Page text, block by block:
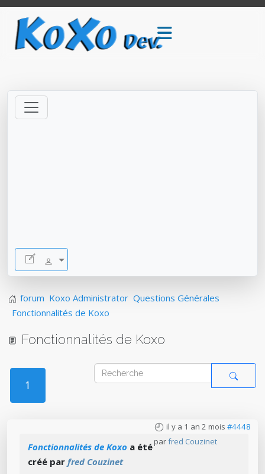
forum Koxo Administrator Questions Générales
Fonctionnalités de Koxo
Fonctionnalités de Koxo
1
il y a 1 an 2 mois #4448
parfred Couzinet
Fonctionnalités de Koxo a été
créé par fred Couzinet